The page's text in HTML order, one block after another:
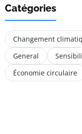
Catégories
Changement
General
Économie circulaire